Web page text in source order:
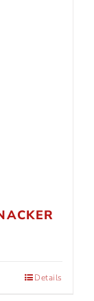
Details